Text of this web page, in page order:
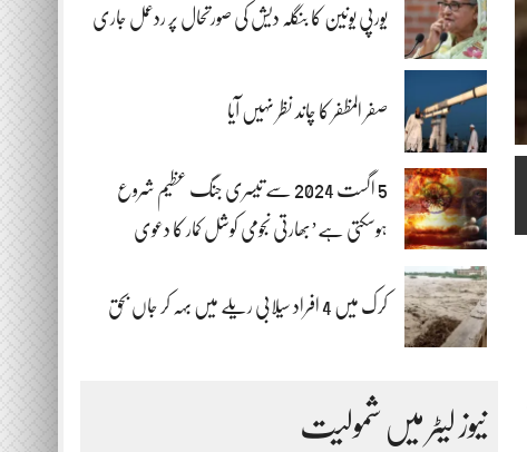
یورپی یونین کا بنگلہ دیش کی صورتحال پر ردعمل جاری
صفر المظفر کا چاند نظر نہیں آیا
5 اگست 2024 سے تیسری جنگ عظیم شروع
ہوسکتی ہے’بھارتی نجومی کوشل کمار کا دعوی
کرک میں 4 افراد سیلابی ریلے میں بہہ کر جاں بحق
نیوز لیٹر میں شمولیت